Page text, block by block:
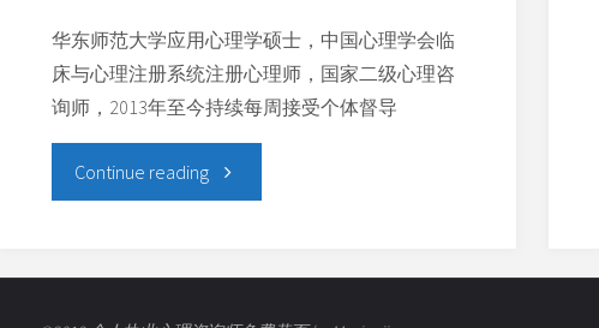
华东师范大学应用心理学硕士，中国心理学会临
床与心理注册系统注册心理师，国家二级心理咨
询师，2013年至今持续每周接受个体督导
Continue reading